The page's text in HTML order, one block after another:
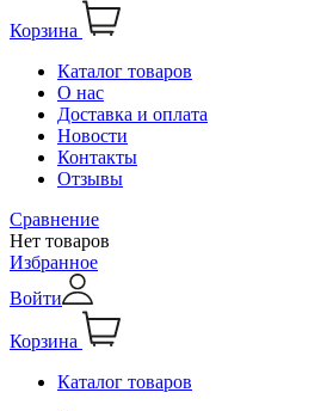
Корзина
Каталог товаров
О нас
Доставка и оплата
Новости
Контакты
Отзывы
Сравнение
Нет товаров
Избранное
Войти
Корзина
Каталог товаров